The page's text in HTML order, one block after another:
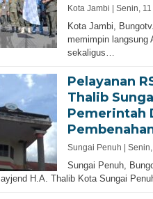
Kota Jambi | Senin,
Kota Jambi,
memimpin langsung
sekaligus…
Pelayanan
Thalib
Pemerintah
Sungai Penuh |
Sungai Penuh,
H.A. Thalib Kota Sungai